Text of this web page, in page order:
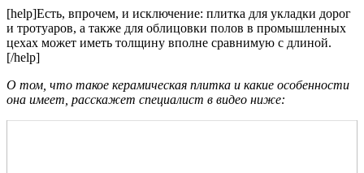
[help]Есть, впрочем, и исключение: плитка для укладки дорог
и тротуаров, а также для облицовки полов в промышленных
цехах может иметь толщину вполне сравнимую с длиной.
[/help]
О том, что такое керамическая плитка и какие особенности
она имеет, расскажет специалист в видео ниже: